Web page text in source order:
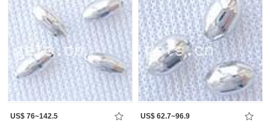
US$ 76~142.5 US$ 62.7~96.9